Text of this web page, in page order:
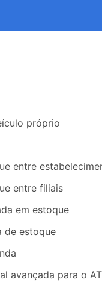
próprio
entre
entre filiais
em estoque
de estoque
avançada para o